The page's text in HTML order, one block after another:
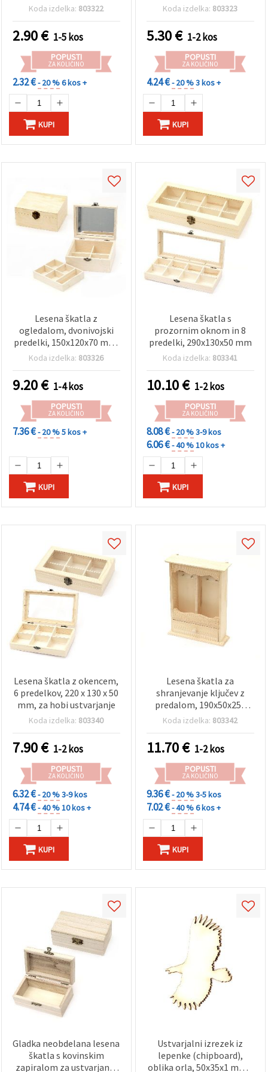
Koda izdelka: 803322
2.90€ 1-5 kos
POPUSTI
ZA KOLIČINO
2.32 €- 20 %6 kos +
KUPI
Koda izdelka: 803323
5.30€ 1-2 kos
POPUSTI
ZA KOLIČINO
4.24 €- 20 %3 kos +
KUPI
Lesena škatla z
ogledalom, dvonivojski
predelki, 150x120x70 mm,
za ustvarjanje in dekupaž
Koda izdelka: 803326
9.20€ 1-4 kos
POPUSTI
ZA KOLIČINO
7.36 €- 20 %5 kos +
KUPI
Lesena škatla s
prozornim oknom in 8
predelki, 290x130x50 mm
Koda izdelka: 803341
10.10€ 1-2 kos
POPUSTI
ZA KOLIČINO
8.08 €- 20 %3-9 kos
6.06 €- 40 %10 kos +
KUPI
Lesena škatla z okencem,
6 predelkov, 220 x 130 x 50
mm, za hobi ustvarjanje
Koda izdelka: 803340
7.90€ 1-2 kos
POPUSTI
ZA KOLIČINO
6.32 €- 20 %3-9 kos
4.74 €- 40 %10 kos +
KUPI
Lesena škatla za
shranjevanje ključev z
predalom, 190x50x250
mm
Koda izdelka: 803342
11.70€ 1-2 kos
POPUSTI
ZA KOLIČINO
9.36 €- 20 %3-5 kos
7.02 €- 40 %6 kos +
KUPI
Gladka neobdelana lesena
škatla s kovinskim
zapiralom za ustvarjanje
Ustvarjalni izrezek iz
lepenke (chipboard),
oblika orla, 50x35x1 mm -